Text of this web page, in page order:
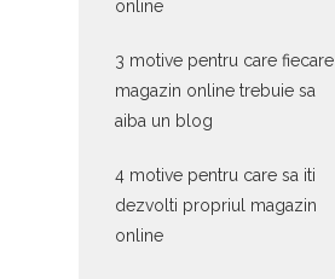
online
3 motive pentru care fiecare
magazin online trebuie sa
aiba un blog
4 motive pentru care sa iti
dezvolti propriul magazin
online